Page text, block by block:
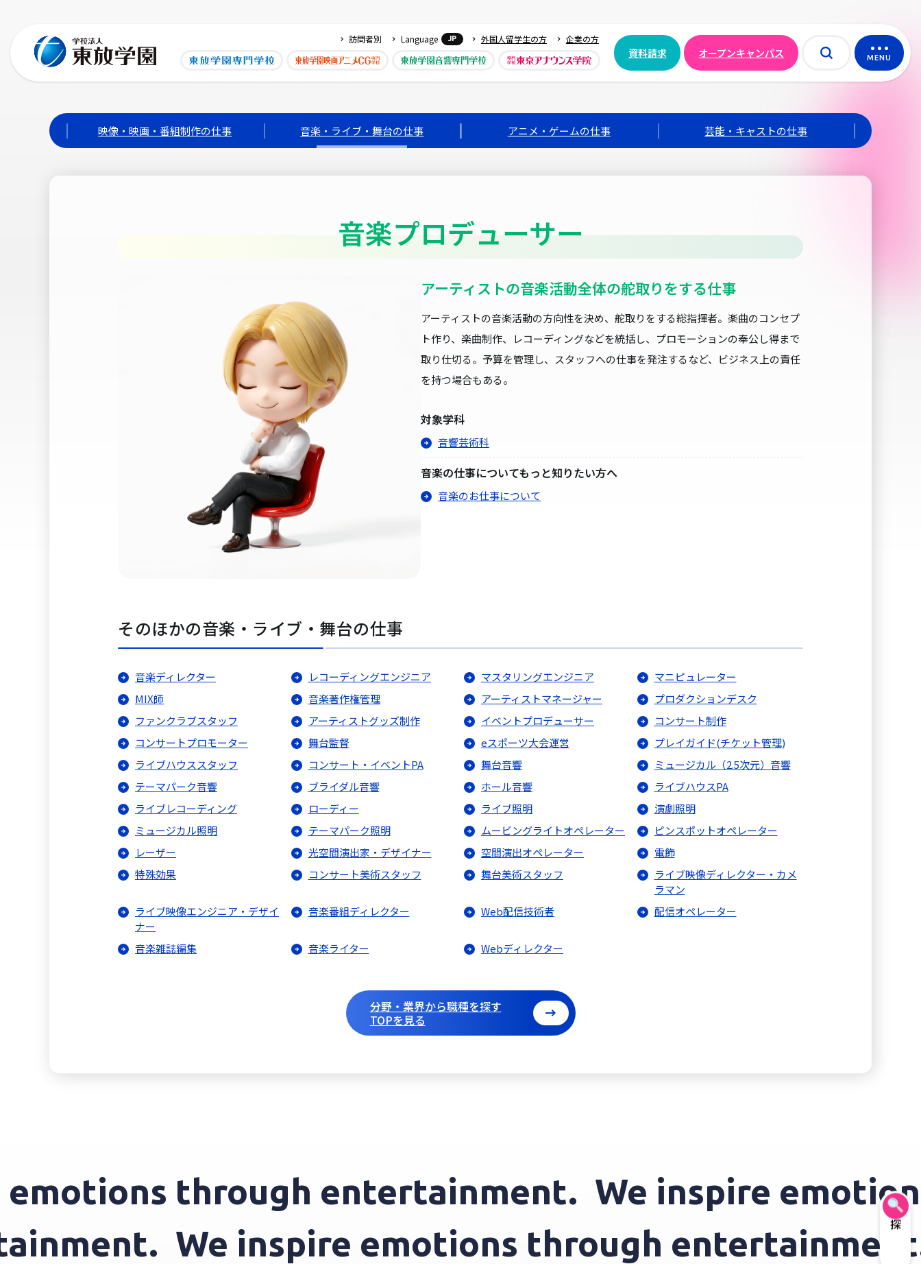
訪問者別 Language JP 外国人留学生の方 企業の方
資料請求 オープンキャンパス MENU
映像・映画・番組制作の仕事 音楽・ライブ・舞台の仕事 アニメ・ゲームの仕事 芸能・キャストの仕事
音楽プロデューサー
アーティストの音楽活動全体の舵取りをする仕事
アーティストの音楽活動の方向性を決め、舵取りをする総指揮者。楽曲のコンセプ
ト作り、楽曲制作、レコーディングなどを統括し、プロモーションの奉公し得まで
取り仕切る。予算を管理し、スタッフへの仕事を発注するなど、ビジネス上の責任
を持つ場合もある。
対象学科
音響芸術科
音楽の仕事についてもっと知りたい方へ
音楽のお仕事について
そのほかの音楽・ライブ・舞台の仕事
音楽ディレクター レコーディングエンジニア マスタリングエンジニア
マニピュレーター
MIX師
音楽著作権管理 アーティストマネージャー
プロダクションデスク
ファンクラブスタッフ
アーティストグッズ制作 イベントプロデューサー
コンサート制作
コンサートプロモーター
舞台監督 eスポーツ大会運営
プレイガイド(チケット管理)
ライブハウススタッフ
コンサート・イベントPA 舞台音響
ミュージカル（2.5次元）音響
テーマパーク音響
ブライダル音響 ホール音響
ライブハウスPA
ライブレコーディング
ローディー ライブ照明
演劇照明
ミュージカル照明
テーマパーク照明 ムービングライトオペレーター
ピンスポットオペレーター
レーザー
光空間演出家・デザイナー 空間演出オペレーター
電飾
特殊効果
コンサート美術スタッフ 舞台美術スタッフ
ライブ映像ディレクター・カメ
ラマン
ライブ映像エンジニア・デザイ
ナー
音楽番組ディレクター Web配信技術者 配信オペレーター
音楽雑誌編集 音楽ライター Webディレクター
分野・業界から職種を探す
TOPを見る
探す
through entertainment. We inspire
We inspire emotions through